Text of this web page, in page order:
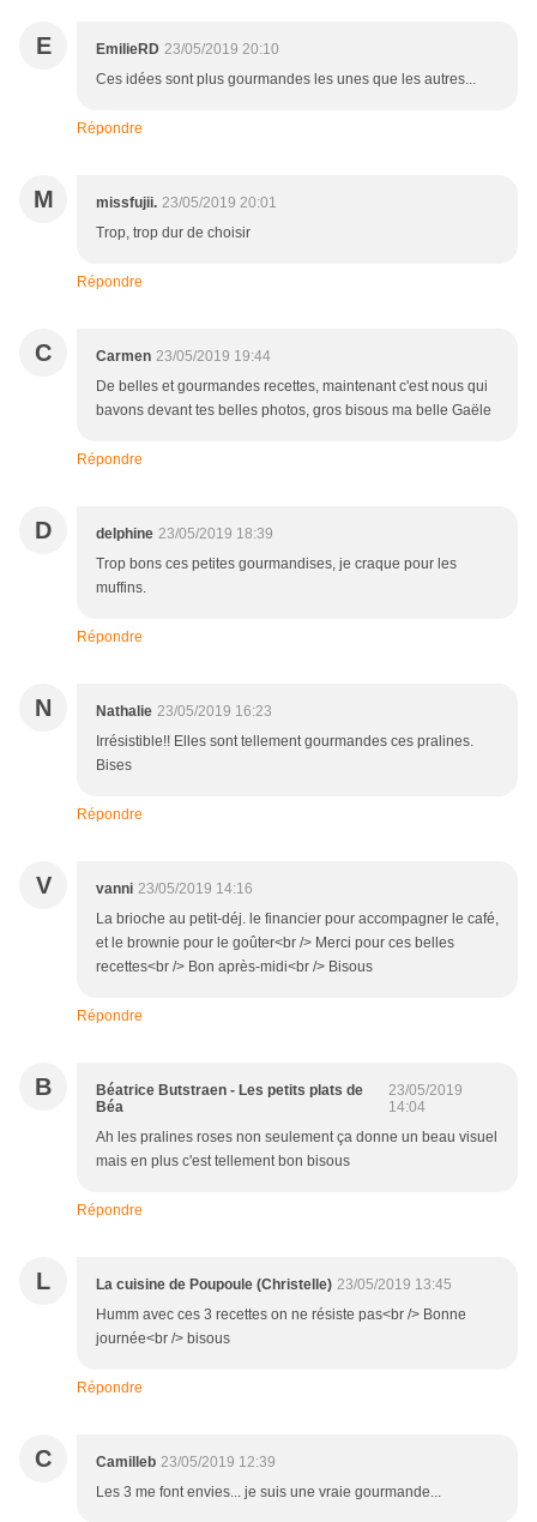
E EmilieRD 23/05/2019 20:10
Ces idées sont plus gourmandes les unes que les autres...
Répondre
M missfujii. 23/05/2019 20:01
Trop, trop dur de choisir
Répondre
C Carmen 23/05/2019 19:44
De belles et gourmandes recettes, maintenant c'est nous qui
bavons devant tes belles photos, gros bisous ma belle Gaële
Répondre
D delphine 23/05/2019 18:39
Trop bons ces petites gourmandises, je craque pour les
muffins.
Répondre
N Nathalie 23/05/2019 16:23
Irrésistible!! Elles sont tellement gourmandes ces pralines.
Bises
Répondre
V vanni 23/05/2019 14:16
La brioche au petit-déj. le financier pour accompagner le café,
et le brownie pour le goûter<br /> Merci pour ces belles
recettes<br /> Bon après-midi<br /> Bisous
Répondre
B
Béatrice Butstraen - Les petits plats de
Béa
23/05/2019
14:04
Ah les pralines roses non seulement ça donne un beau visuel
mais en plus c'est tellement bon bisous
Répondre
L La cuisine de Poupoule (Christelle) 23/05/2019 13:45
Humm avec ces 3 recettes on ne résiste pas<br /> Bonne
journée<br /> bisous
Répondre
C Camilleb 23/05/2019 12:39
Les 3 me font envies... je suis une vraie gourmande...